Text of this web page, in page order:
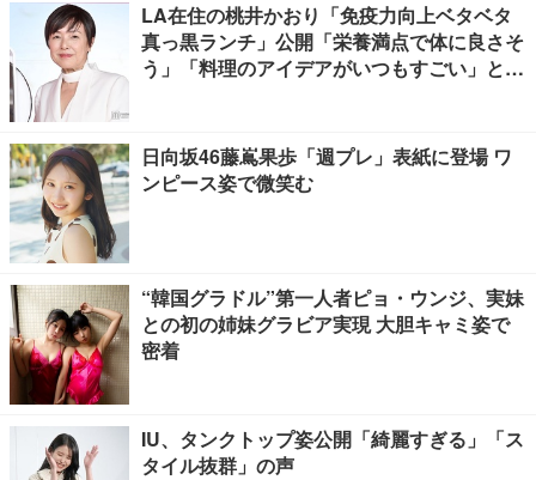
LA在住の桃井かおり「免疫力向上ベタベタ
真っ黒ランチ」公開「栄養満点で体に良さそ
う」「料理のアイデアがいつもすごい」と反
日向坂46藤嶌果歩「週プレ」表紙に登場 ワ
ンピース姿で微笑む
“韓国グラドル”第一人者ピョ・ウンジ、実妹
との初の姉妹グラビア実現 大胆キャミ姿で
密着
IU、タンクトップ姿公開「綺麗すぎる」「ス
タイル抜群」の声